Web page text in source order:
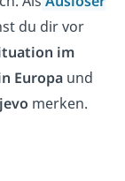
du dir vor
im
Europaund
merken.